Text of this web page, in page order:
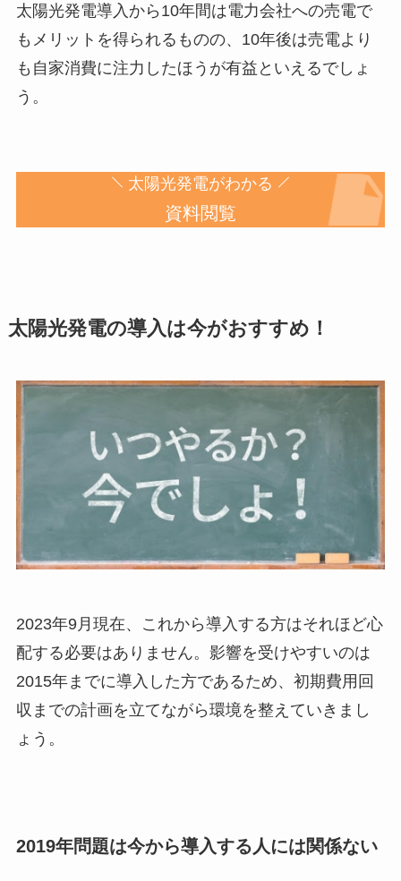
太陽光発電導入から10年間は電力会社への売電で
もメリットを得られるものの、10年後は売電より
も自家消費に注力したほうが有益といえるでしょ
う。
太陽光発電がわかる
資料閲覧
太陽光発電の導入は今がおすすめ！
2023年9月現在、これから導入する方はそれほど心
配する必要はありません。影響を受けやすいのは
2015年までに導入した方であるため、初期費用回
収までの計画を立てながら環境を整えていきまし
ょう。
2019年問題は今から導入する人には関係ない